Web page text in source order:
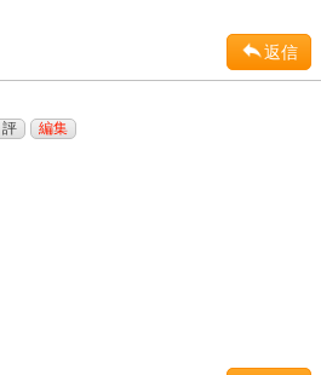
返信